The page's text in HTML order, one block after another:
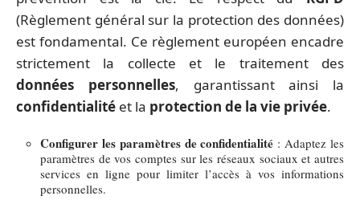
(Règlement général sur la protection des données)
est fondamental. Ce règlement européen encadre
strictement la collecte et le traitement des
données personnelles, garantissant ainsi la
confidentialité et la protection de la vie privée.
Configurer les paramètres de confidentialité : Adaptez les
paramètres de vos comptes sur les réseaux sociaux et autres
services en ligne pour limiter l’accès à vos informations
personnelles.